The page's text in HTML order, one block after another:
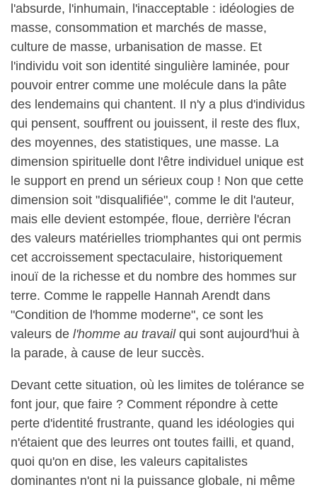
l'absurde, l'inhumain, l'inacceptable : idéologies de
masse, consommation et marchés de masse,
culture de masse, urbanisation de masse. Et
l'individu voit son identité singulière laminée, pour
pouvoir entrer comme une molécule dans la pâte
des lendemains qui chantent. Il n'y a plus d'individus
qui pensent, souffrent ou jouissent, il reste des flux,
des moyennes, des statistiques, une masse. La
dimension spirituelle dont l'être individuel unique est
le support en prend un sérieux coup ! Non que cette
dimension soit "disqualifiée", comme le dit l'auteur,
mais elle devient estompée, floue, derrière l'écran
des valeurs matérielles triomphantes qui ont permis
cet accroissement spectaculaire, historiquement
inouï de la richesse et du nombre des hommes sur
terre. Comme le rappelle Hannah Arendt dans
"Condition de l'homme moderne", ce sont les
valeurs de l'homme au travailqui sont aujourd'hui à
la parade, à cause de leur succès.
Devant cette situation, où les limites de tolérance se
font jour, que faire ? Comment répondre à cette
perte d'identité frustrante, quand les idéologies qui
n'étaient que des leurres ont toutes failli, et quand,
quoi qu'on en dise, les valeurs capitalistes
dominantes n'ont ni la puissance globale, ni même